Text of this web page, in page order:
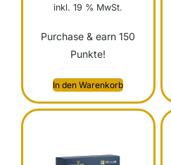
inkl. 19 % MwSt.
Purchase & earn 150
Punkte!
In den Warenkorb